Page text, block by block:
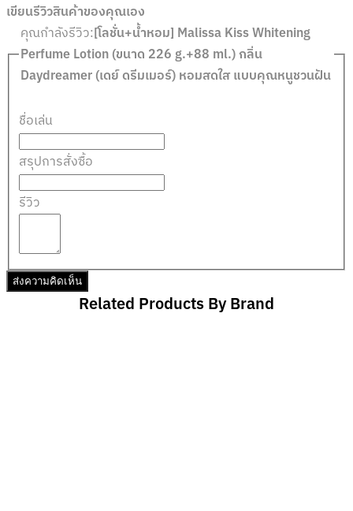
เขียนรีวิวสินค้าของคุณเอง
คุณกำลังรีวิว:[โลชั่น+น้ำหอม] Malissa Kiss Whitening
Perfume Lotion (ขนาด 226 g.+88 ml.) กลิ่น
Daydreamer (เดย์ ดรีมเมอร์) หอมสดใส แบบคุณหนูชวนฝัน
ชื่อเล่น
สรุปการสั่งซื้อ
รีวิว
ส่งความคิดเห็น
Related Products By Brand